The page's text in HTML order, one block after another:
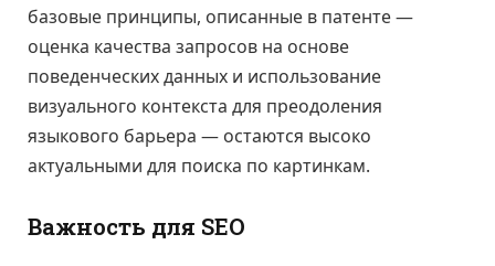
базовые принципы, описанные в патенте —
оценка качества запросов на основе
поведенческих данных и использование
визуального контекста для преодоления
языкового барьера — остаются высоко
актуальными для поиска по картинкам.
Важность для SEO